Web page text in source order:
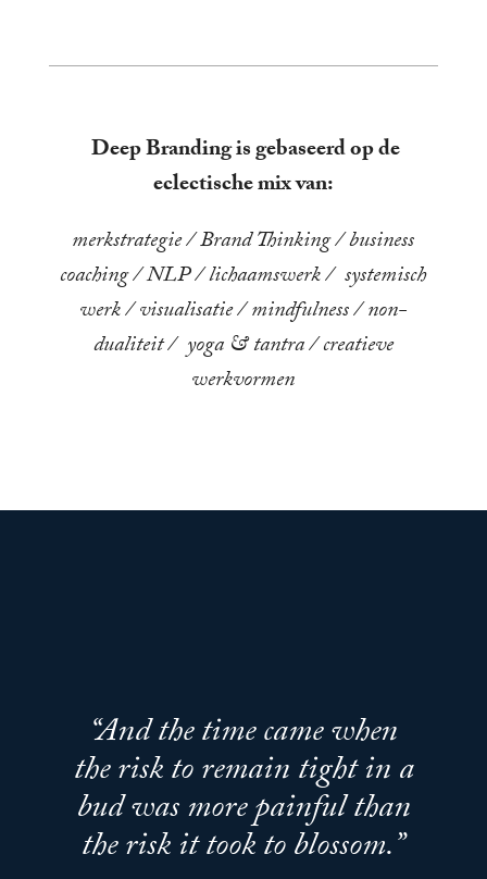
Deep Branding is gebaseerd op de
eclectische mix van:
merkstrategie / Brand Thinking / business
coaching / NLP / lichaamswerk / systemisch
werk / visualisatie / mindfulness / non-
dualiteit / yoga & tantra / creatieve
werkvormen
“And the time came when
the risk to remain tight in a
bud was more painful than
the risk it took to blossom.”